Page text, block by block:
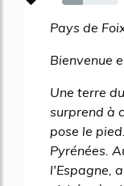
37%
Pays de
Bienvenue
Une terre
surprend à
pose le
Pyrénées.
l'Espagne,